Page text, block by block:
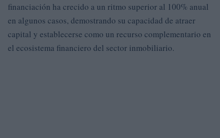
financiación ha crecido a un ritmo superior al 100% anual
en algunos casos, demostrando su capacidad de atraer
capital y establecerse como un recurso complementario en
el ecosistema financiero del sector inmobiliario.